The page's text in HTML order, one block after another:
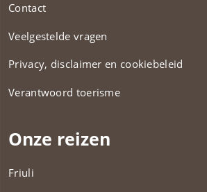
Contact
Veelgestelde vragen
Privacy, disclaimer en cookiebeleid
Verantwoord toerisme
Onze reizen
Friuli